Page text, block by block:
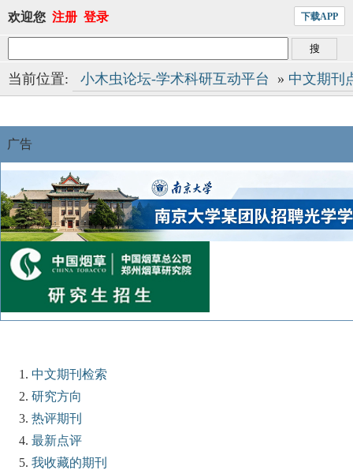
欢迎您 注册 登录 下载APP
当前位置: 小木虫论坛-学术科研互动平台 » 中文期刊
广告
中文期刊检索
研究方向
热评期刊
最新点评
我收藏的期刊